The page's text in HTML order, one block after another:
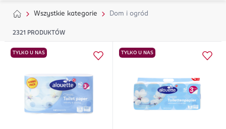
Wszystkie kategorie Dom i ogród
2321 PRODUKTÓW
TYLKO U NAS TYLKO U NAS